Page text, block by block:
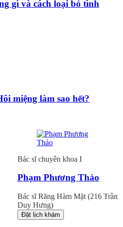
gì và cách loại bỏ tình
miệng làm sao hết?
Bác sĩ chuyên khoa I
Phạm Phương Thảo
Bác sĩ Răng Hàm Mặt (216 Trần
Duy Hưng)
Đặt lịch khám